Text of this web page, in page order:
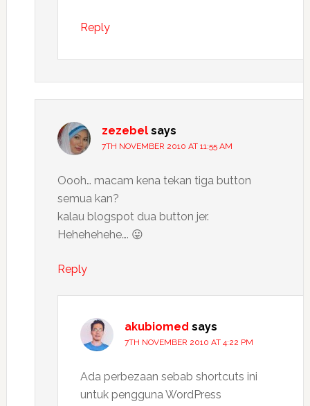
Reply
zezebel says
7TH NOVEMBER 2010 AT 11:55 AM
Oooh… macam kena tekan tiga button
semua kan?
kalau blogspot dua button jer.
Hehehehehe…. 😛
Reply
akubiomed says
7TH NOVEMBER 2010 AT 4:22 PM
Ada perbezaan sebab shortcuts ini
untuk pengguna WordPress